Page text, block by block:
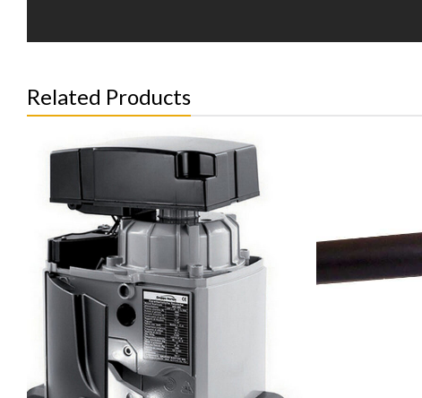
Related Products